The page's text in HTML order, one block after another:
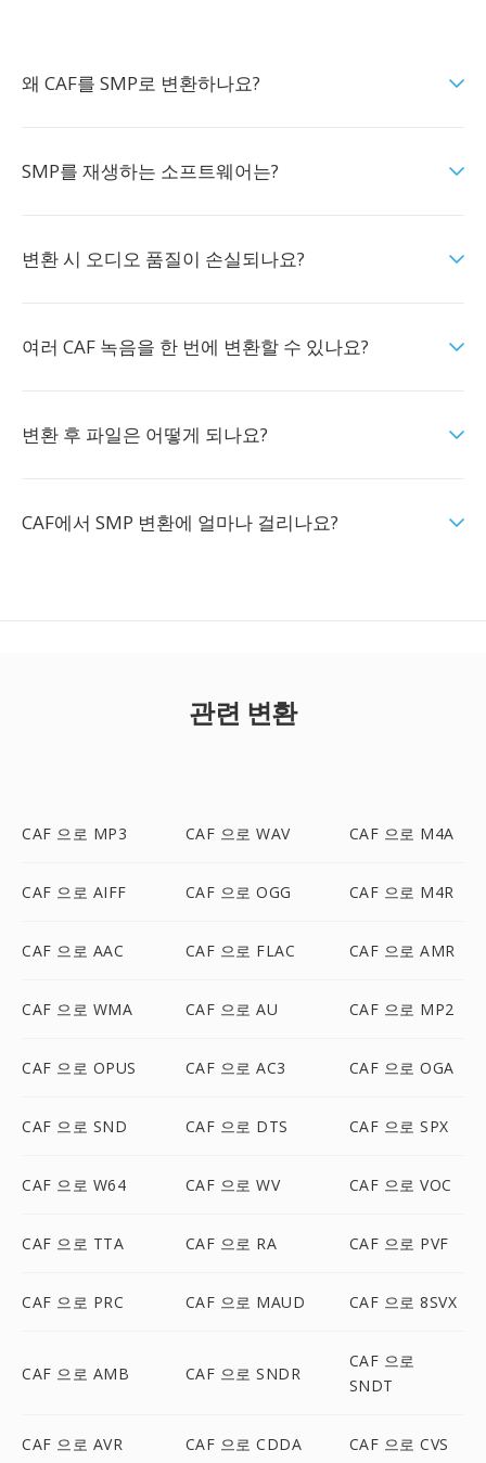
왜 CAF를 SMP로 변환하나요?
SMP를 재생하는 소프트웨어는?
변환 시 오디오 품질이 손실되나요?
여러 CAF 녹음을 한 번에 변환할 수 있나요?
변환 후 파일은 어떻게 되나요?
CAF에서 SMP 변환에 얼마나 걸리나요?
관련 변환
CAF 으로 MP3 CAF 으로 WAV CAF 으로 M4A
CAF 으로 AIFF CAF 으로 OGG CAF 으로 M4R
CAF 으로 AAC CAF 으로 FLAC CAF 으로 AMR
CAF 으로 WMA CAF 으로 AU CAF 으로 MP2
CAF 으로 OPUS CAF 으로 AC3 CAF 으로 OGA
CAF 으로 SND CAF 으로 DTS CAF 으로 SPX
CAF 으로 W64 CAF 으로 WV CAF 으로 VOC
CAF 으로 TTA CAF 으로 RA CAF 으로 PVF
CAF 으로 PRC CAF 으로 MAUD CAF 으로 8SVX
CAF 으로 AMB CAF 으로 SNDR
CAF 으로
SNDT
CAF 으로 AVR CAF 으로 CDDA CAF 으로 CVS